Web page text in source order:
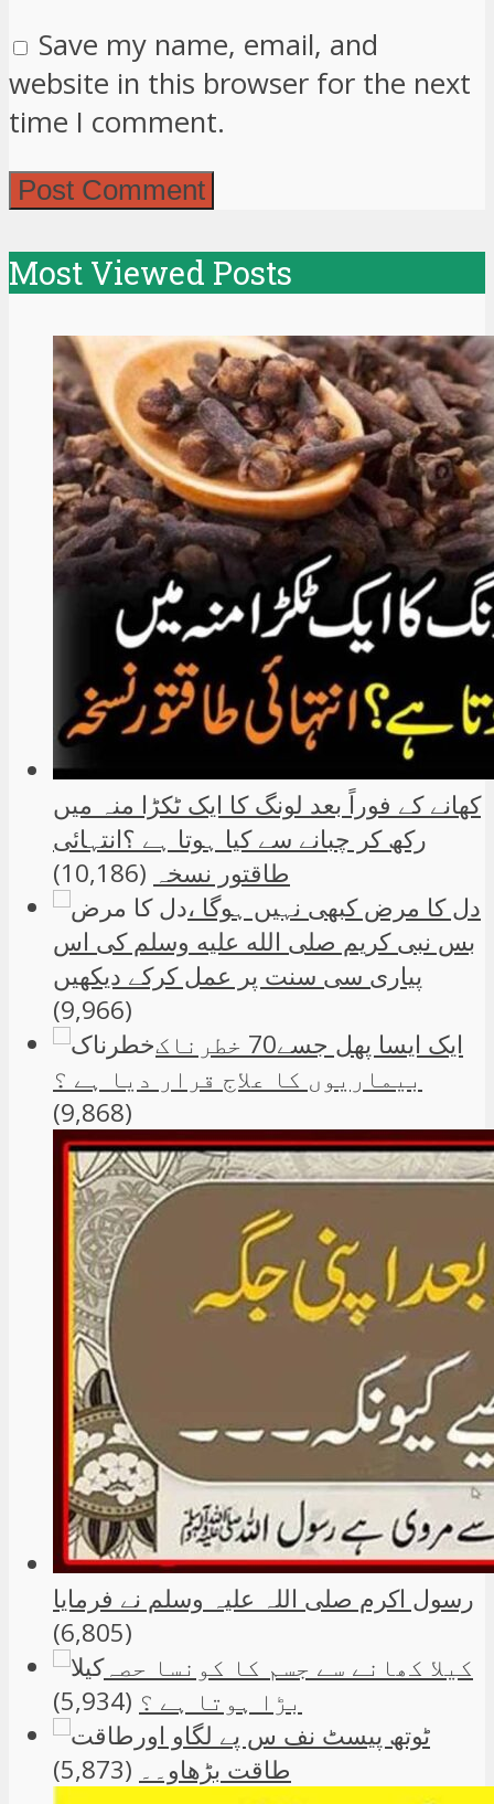
Save my name, email, and
website in this browser for the next
time I comment.
Most Viewed Posts
کھانے کے فوراً بعد لونگ کا ایک ٹکڑا منہ میں
رکھ کر چبانے سے کیا ہوتا ہے ؟انتہائی
طاقتور نسخہ (10,186)
دل کا مرض کبھی نہیں ہوگا ،
بس نبی کریم صلی الله علیه وسلم کی اس
پیاری سی سنت پر عمل کرکے دیکھیں
(9,966)
ایک ایسا پھل جسے70 خطرناک
بیماریوں کا علاج قرار دیا ہے ؟
(9,868)
رسول اکرم صلی اللہ علیہ وسلم نے فرمایا
(6,805)
کیلا کھانے سے جسم کا کونسا حصہ
بڑا ہوتا ہے ؟ (5,934)
ٹوتھ پیسٹ نف س پے لگاو اور
طاقت بڑھاو۔۔ (5,873)